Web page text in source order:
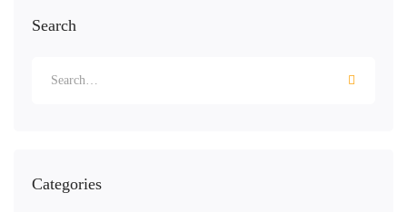
Search
Categories